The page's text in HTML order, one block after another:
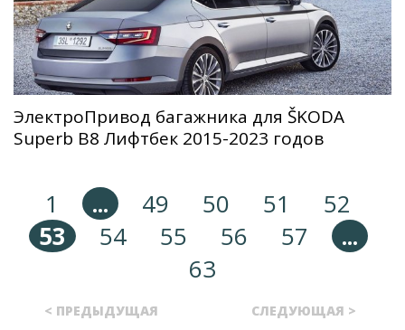
ЭлектроПривод багажника для ŠKODA
Superb B8 Лифтбек 2015-2023 годов
< ПРЕДЫДУЩАЯ
1 ... 49 50 51
52
53
54 55 56 57
...
63
СЛЕДУЮЩАЯ >